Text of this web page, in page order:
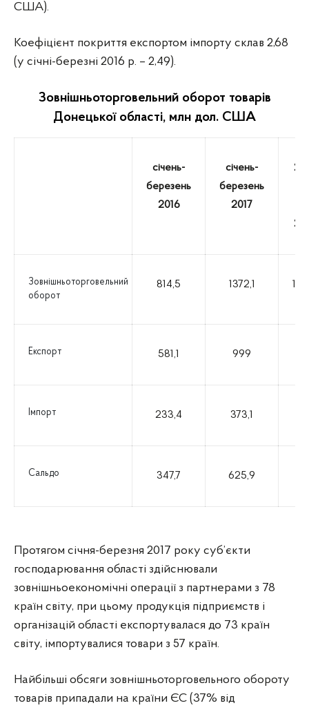
США).
Коефіцієнт покриття експортом імпорту склав 2,68
(у січні-березні 2016 р. – 2,49).
Зовнішньоторговельний оборот товарів
Донецької області, млн дол. США
січень-
березень
2016
січень-
березень
2017
Зовнішньоторговельний
оборот
814,5 1372,1
Експорт 581,1 999
Імпорт 233,4 373,1
Сальдо 347,7 625,9
Протягом січня-березня 2017 року суб’єкти
господарювання області здійснювали
зовнішньоекономічні операції з партнерами з 78
країн світу, при цьому продукція підприємств і
організацій області експортувалася до 73 країн
світу, імпортувалися товари з 57 країн.
Найбільші обсяги зовнішньоторговельного обороту
товарів припадали на країни ЄС (37% від